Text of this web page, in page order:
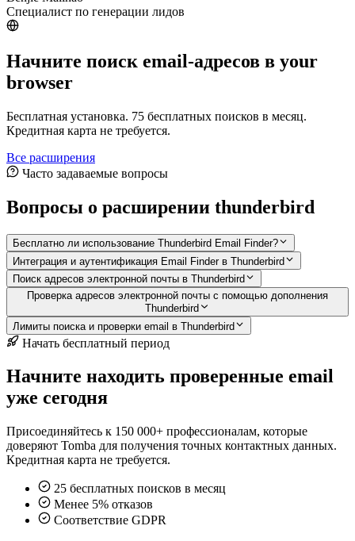
Специалист по генерации лидов
Начните поиск email-адресов в your
browser
Бесплатная установка. 75 бесплатных поисков в месяц.
Кредитная карта не требуется.
Все расширения
Часто задаваемые вопросы
Вопросы о расширении thunderbird
Бесплатно ли использование Thunderbird Email Finder?
Интеграция и аутентификация Email Finder в Thunderbird
Поиск адресов электронной почты в Thunderbird
Проверка адресов электронной почты с помощью дополнения
Thunderbird
Лимиты поиска и проверки email в Thunderbird
Начать бесплатный период
Начните находить проверенные email
уже сегодня
Присоединяйтесь к 150 000+ профессионалам, которые
доверяют Tomba для получения точных контактных данных.
Кредитная карта не требуется.
25 бесплатных поисков в месяц
Менее 5% отказов
Соответствие GDPR